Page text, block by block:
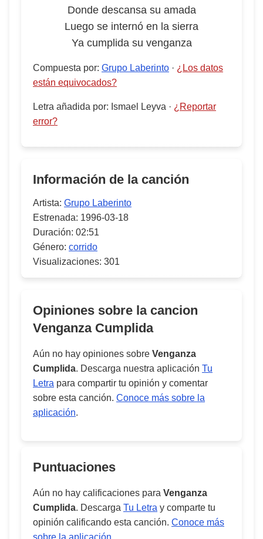
Donde descansa su amada
Luego se internó en la sierra
Ya cumplida su venganza
Compuesta por: Grupo Laberinto · ¿Los datos
están equivocados?
Letra añadida por: Ismael Leyva · ¿Reportar
error?
Información de la canción
Artista: Grupo Laberinto
Estrenada: 1996-03-18
Duración: 02:51
Género: corrido
Visualizaciones: 301
Opiniones sobre la cancion
Venganza Cumplida
Aún no hay opiniones sobre Venganza
Cumplida. Descarga nuestra aplicación Tu
Letra para compartir tu opinión y comentar
sobre esta canción. Conoce más sobre la
aplicación.
Puntuaciones
Aún no hay calificaciones para Venganza
Cumplida. Descarga Tu Letra y comparte tu
opinión calificando esta canción. Conoce más
sobre la aplicación